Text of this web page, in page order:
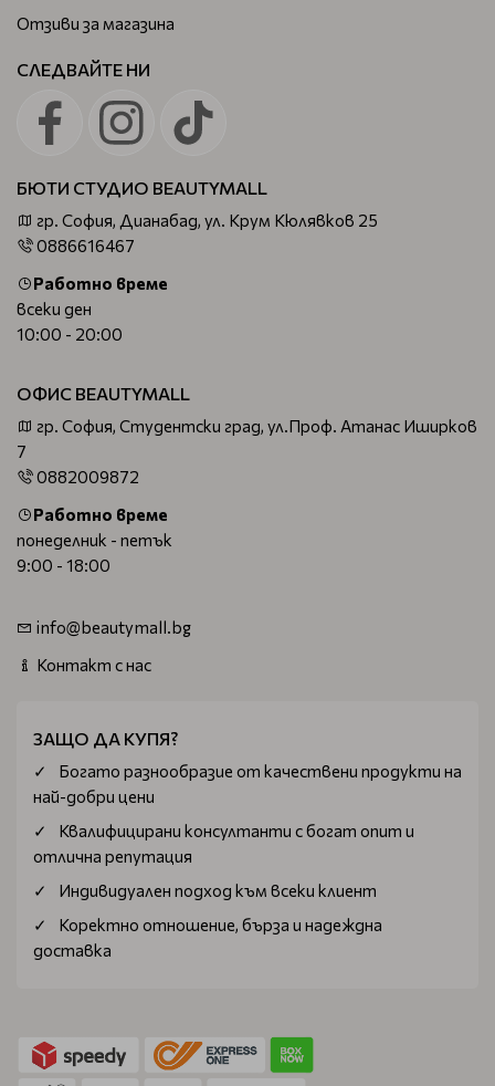
Отзиви за магазина
СЛЕДВАЙТЕ НИ
БЮТИ СТУДИО BEAUTYMALL
гр. София, Дианабад, ул. Крум Кюлявков 25
0886616467
Работно време
всеки ден
10:00 - 20:00
ОФИС BEAUTYMALL
гр. София, Студентски град, ул.Проф. Атанас Иширков
7
0882009872
Работно време
понеделник - петък
9:00 - 18:00
info@beautymall.bg
Контакт с нас
ЗАЩО ДА КУПЯ?
Богатo разнообразие от качествени продукти на
най-добри цени
Квалифицирани консултанти с богат опит и
отлична репутация
Индивидуален подход към всеки клиент
Коректно отношение, бърза и надеждна
доставка